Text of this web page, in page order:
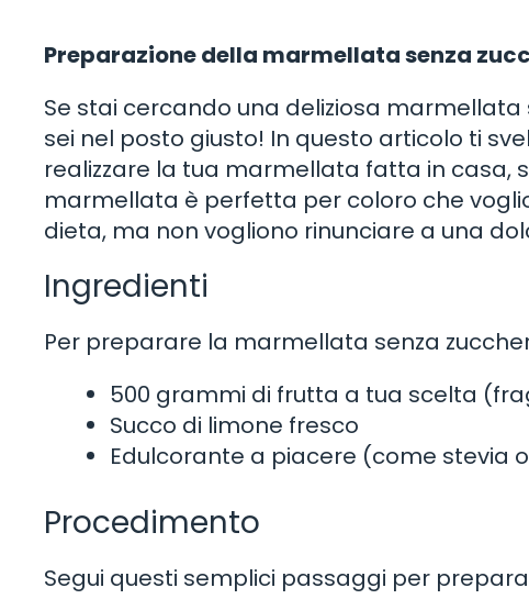
Preparazione della marmellata senza
Se stai cercando una deliziosa
sei nel posto giusto! In questo articolo ti
realizzare la tua marmellata fatta in casa,
marmellata è perfetta per coloro che
dieta, ma non vogliono rinunciare a una
Ingredienti
Per preparare la marmellata senza
500 grammi di frutta a tua scelta
Succo di limone fresco
Edulcorante a piacere (come stevia
Procedimento
Segui questi semplici passaggi per